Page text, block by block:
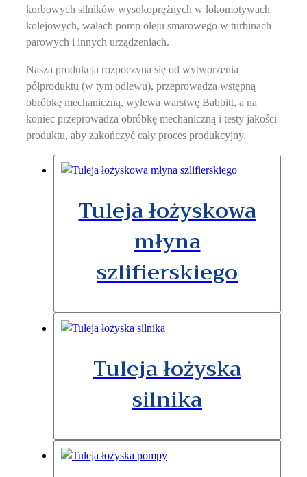
korbowych silników wysokoprężnych w lokomotywach
kolejowych, wałach pomp oleju smarowego w turbinach
parowych i innych urządzeniach.
Nasza produkcja rozpoczyna się od wytworzenia
półproduktu (w tym odlewu), przeprowadza wstępną
obróbkę mechaniczną, wylewa warstwę Babbitt, a na
koniec przeprowadza obróbkę mechaniczną i testy jakości
produktu, aby zakończyć cały proces produkcyjny.
Tuleja łożyskowa
młyna
szlifierskiego
Tuleja łożyska
silnika